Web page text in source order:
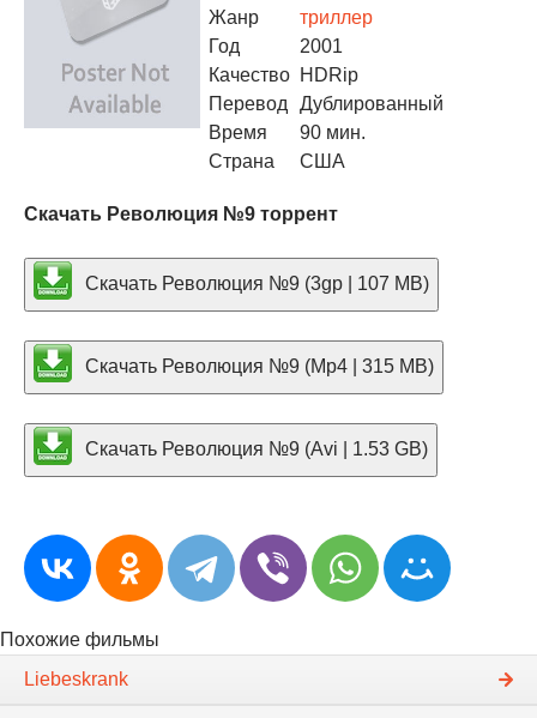
Жанр
триллер
Год
2001
Качество HDRip
Перевод
Дублированный
Время
90 мин.
Страна
США
Скачать Революция №9 торрент
Скачать Революция №9 (3gp | 107 MB)
Скачать Революция №9 (Mp4 | 315 MB)
Скачать Революция №9 (Avi | 1.53 GB)
Похожие фильмы
Liebeskrank